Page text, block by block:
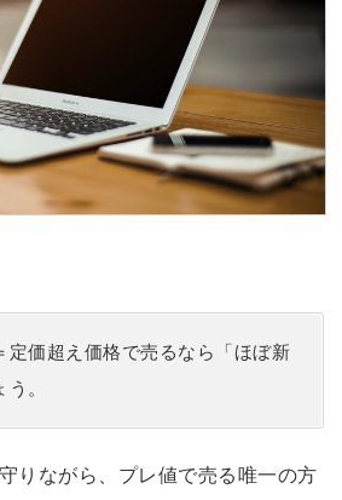
定価超え価格で売るなら「ほぼ新
。
りながら、プレ値で売る唯一の方